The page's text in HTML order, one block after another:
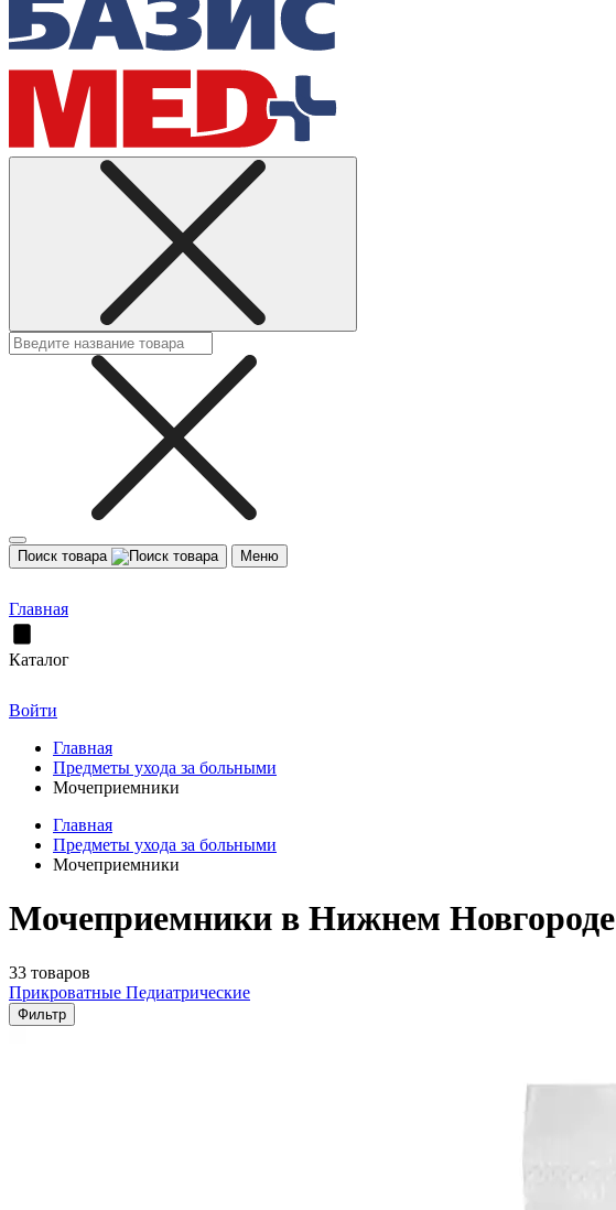
Поиск товара Меню
Главная
Каталог
Войти
Главная
Предметы ухода за больными
Мочеприемники
Главная
Предметы ухода за больными
Мочеприемники
Мочеприемники в Нижнем Новгороде
33 товаров
Прикроватные Педиатрические
Фильтр